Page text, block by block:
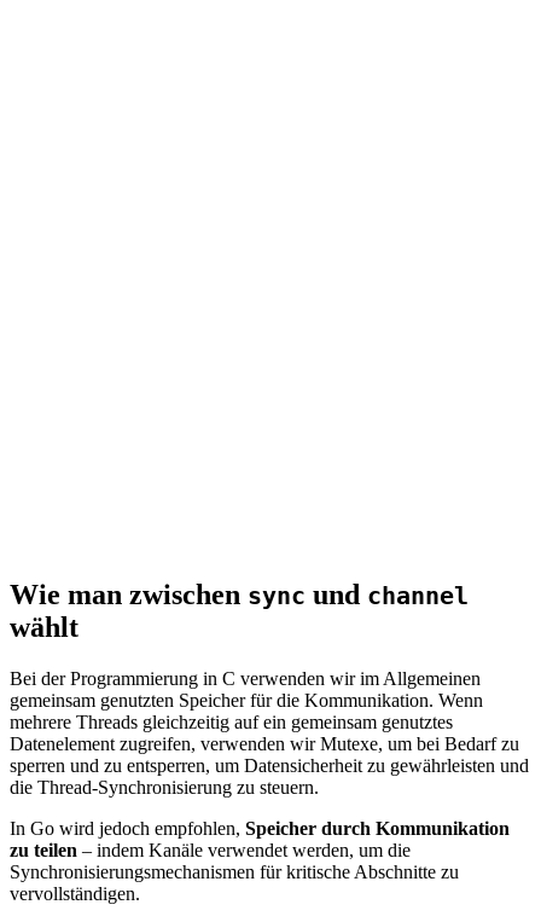
Wie man zwischen sync und channel
wählt
Bei der Programmierung in C verwenden wir im Allgemeinen
gemeinsam genutzten Speicher für die Kommunikation. Wenn
mehrere Threads gleichzeitig auf ein gemeinsam genutztes
Datenelement zugreifen, verwenden wir Mutexe, um bei Bedarf zu
sperren und zu entsperren, um Datensicherheit zu gewährleisten und
die Thread-Synchronisierung zu steuern.
In Go wird jedoch empfohlen, Speicher durch Kommunikation
zu teilen – indem Kanäle verwendet werden, um die
Synchronisierungsmechanismen für kritische Abschnitte zu
vervollständigen.